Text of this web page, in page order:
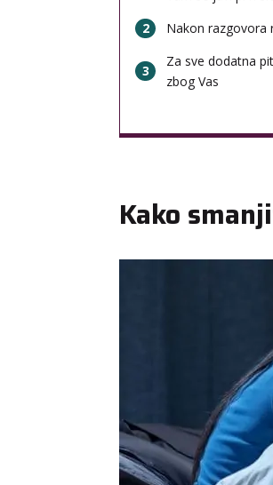
2
Nakon razgovora
3
Za sve dodatna
zbog Vas
Kako